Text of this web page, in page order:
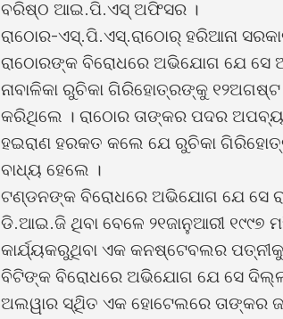
ବରିଷ୍ଠ ଆଇ.ପି.ଏସ୍ ଅଫିସର ।
ରାଠୋର-ଏସ୍.ପି.ଏସ୍.ରାଠୋର୍ ହରିଆନା
ରାଠୋରଙ୍କ ବିରୋଧରେ ଅଭିଯୋଗ ଯେ ସେ
ନାବାଳିକା ରୁଚିକା ଗିରିହୋତ୍ରଙ୍କୁ ୧୨ଅଗଷ୍ଟ
କରିଥିଲେ । ରାଠୋର ତାଙ୍କର ପଦର
ହଇରାଣ ହରକତ କଲେ ଯେ ରୁଚିକା
ବାଧ୍ୟ ହେଲେ ।
ଟଣ୍ଡନଙ୍କ ବିରୋଧରେ ଅଭିଯୋଗ ଯେ ସେ
ଡି.ଆଇ.ଜି ଥିବା ବେଳେ ୨୧ଜାନୁଆରୀ ୧୯୯୭
କାର୍ଯ୍ୟକରୁଥିବା ଏକ କନଷ୍ଟେବଲର
ବିଟିଙ୍କ ବିରୋଧରେ ଅଭିଯୋଗ ଯେ ସେ
ଅଲୱାର ସ୍ଥିିତ ଏକ ହୋଟେଲରେ ତାଙ୍କର